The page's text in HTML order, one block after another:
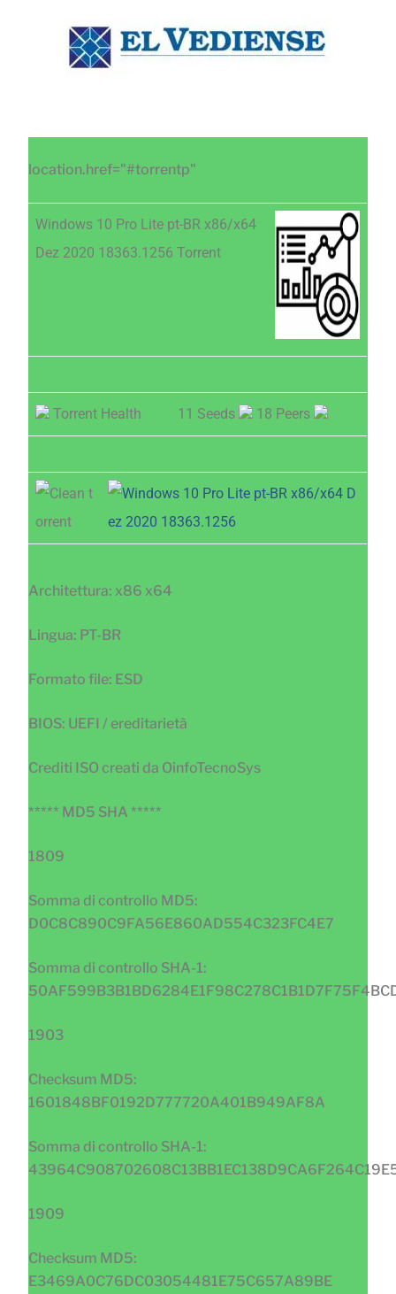
location.href="#torrentp"
Windows 10 Pro Lite pt-BR x86/x64
Dez 2020 18363.1256 Torrent
Torrent Health 11 Seeds 18 Peers
Architettura: x86 x64
Lingua: PT-BR
Formato file: ESD
BIOS: UEFI / ereditarietà
Crediti ISO creati da OinfoTecnoSys
***** MD5 SHA *****
1809
Somma di controllo MD5:
D0C8C890C9FA56E860AD554C323FC4E7
Somma di controllo SHA-1:
1903
Checksum MD5:
1601848BF0192D777720A401B949AF8A
Somma di controllo SHA-1:
1909
Checksum MD5:
E3469A0C76DC03054481E75C657A89BE